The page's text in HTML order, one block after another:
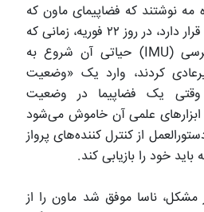
ناسا در روز ۱۸ ماه مه نوشتند که فضاپیمای ماون که
از سال ۲۰۱۴ در مدار مریخ قرار دارد، در روز ۲۲ فوریه، زمانی که
واحدهای اندازه‌گیری اینرسی (IMU) حیاتی آن شروع به
کردند، وارد یک «وضعیت
یک فضاپیما در وضعیت
ابزارهای علمی آن خاموش می‌شود
از کنترل کننده‌های پرواز
خود را بازیابی کند.
ناسا موفق شد ماون را از